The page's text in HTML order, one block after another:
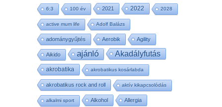
6:3 100 év 2021 2022 2028
active mum life Adolf Balázs
adománygyűjtés Aerobik Agility
Aikido ajánló Akadályfutás
akrobatika akrobatikus kosárlabda
akrobatikus rock and roll aktív kikapcsolódás
alkalmi sport Alkohol Allergia